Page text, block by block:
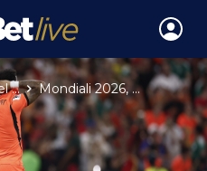
... Mondiali 2026, ...